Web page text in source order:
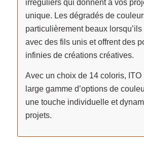
irréguliers qui donnent à vos
unique. Les dégradés de
particulièrement beaux
avec des fils unis et offrent des
infinies de créations créatives.
Avec un choix de 14 coloris, ITO
large gamme d’options de
une touche individuelle et
projets.